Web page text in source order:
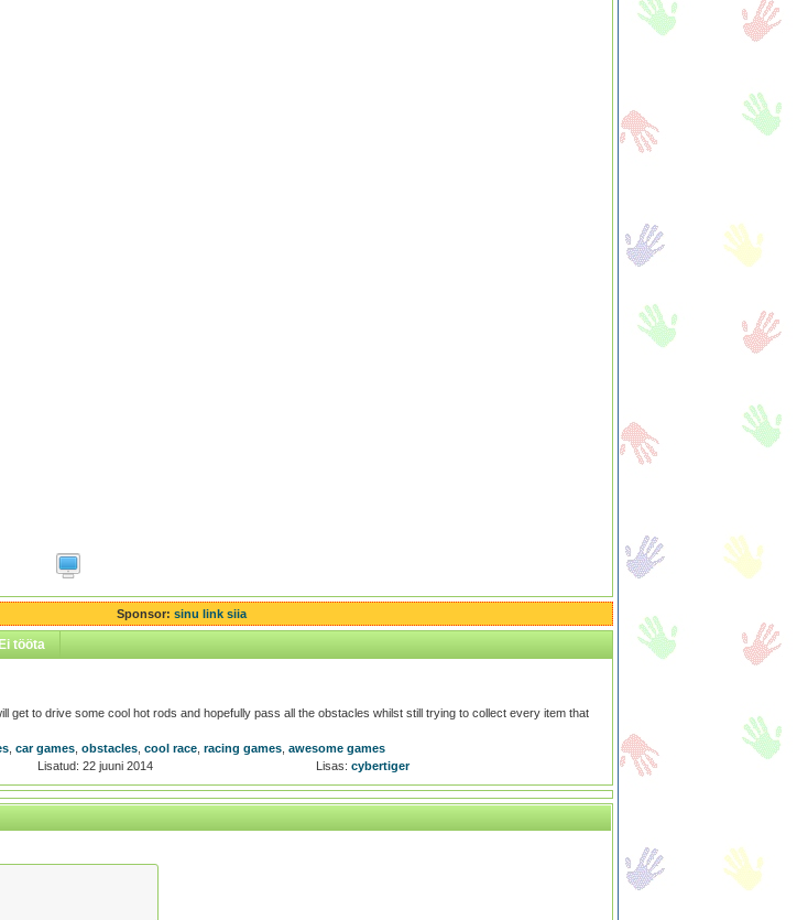
Sponsor: sinu link siia
Ei tööta
get to drive some cool hot rods and hopefully pass all the obstacles whilst still trying to collect every item that
car games obstacles cool race racing games awesome games
Lisatud: 22 juuni 2014 Lisas: cybertiger